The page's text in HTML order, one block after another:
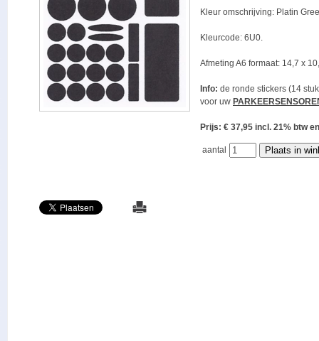
Kleur omschrijving: Platin
Kleurcode: 6U0.
Afmeting A6 formaat: 14,7 x
Info: de ronde stickers (14
voor uw
Prijs: € 37,95 incl. 21% btw
aantal